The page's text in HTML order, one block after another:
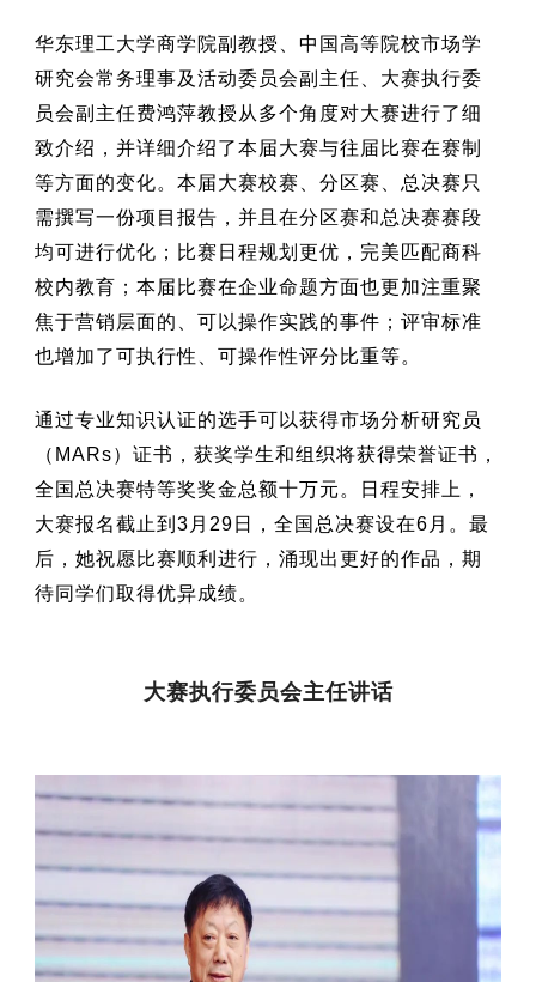
华东理工大学商学院副教授、中国高等院校市场学
研究会常务理事及活动委员会副主任、大赛执行委
员会副主任费鸿萍教授从多个角度对大赛进行了细
致介绍，并详细介绍了本届大赛与往届比赛在赛制
等方面的变化。 本届大赛校赛、分区赛、总决赛只
需撰写一份项目报告，并且在分区赛和总决赛赛段
均可进行优化； 比赛日程规划更优，完美匹配商科
校内教育； 本届比赛在企业命题方面也更加注重聚
焦于营销层面的、可以操作实践的事件； 评审标准
也增加了可执行性、可操作性评分比重等。
通过专业知识认证的选手可以获得市场分析研究员
（MARs）证书，获奖学生和组织将获得荣誉证书，
全国总决赛特等奖奖金总额十万元。日程安排上，
大赛报名截止到3月29日，全国总决赛设在6月。 最
后，她祝愿比赛顺利进行， 涌现出更好的作品，期
待同学们取得优异成绩。
大赛执行委员会主任讲话